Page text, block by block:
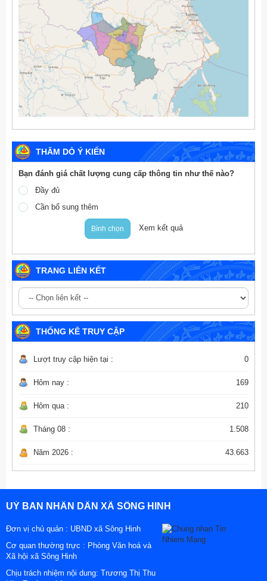
THĂM DÒ Ý KIẾN
Bạn đánh giá chất lượng cung cấp thông tin như thế nào?
Đầy đủ
Cần bổ sung thêm
Bình chọn Xem kết quả
TRANG LIÊN KẾT
THỐNG KÊ TRUY CẬP
Lượt truy cập hiện tại : 0
Hôm nay : 169
Hôm qua : 210
Tháng 08 : 1.508
Năm 2026 : 43.663
UỶ BAN NHÂN DÂN XÃ SÔNG HINH
Đơn vị chủ quản : UBND xã Sông Hinh
Cơ quan thường trực : Phòng Văn hoá và
Xã hội xã Sông Hinh
Chịu trách nhiệm nội dung: Trương Thị Thu